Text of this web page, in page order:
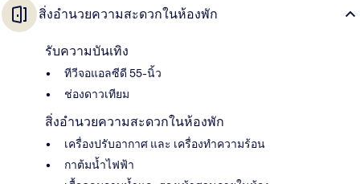
สิ่งอำนวยความสะดวกในห้องพัก
รับความบันเทิง
ทีวีจอแอลซีดี 55-นิ้ว
ช่องดาวเทียม
สิ่งอำนวยความสะดวกในห้องพัก
เครื่องปรับอากาศ และ เครื่องทำความร้อน
กาต้มน้ำไฟฟ้า